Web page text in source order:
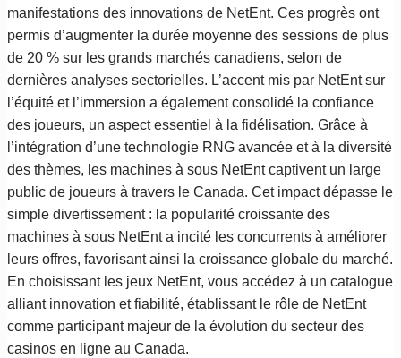
manifestations des innovations de NetEnt. Ces progrès ont
permis d’augmenter la durée moyenne des sessions de plus
de 20 % sur les grands marchés canadiens, selon de
dernières analyses sectorielles. L’accent mis par NetEnt sur
l’équité et l’immersion a également consolidé la confiance
des joueurs, un aspect essentiel à la fidélisation. Grâce à
l’intégration d’une technologie RNG avancée et à la diversité
des thèmes, les machines à sous NetEnt captivent un large
public de joueurs à travers le Canada. Cet impact dépasse le
simple divertissement : la popularité croissante des
machines à sous NetEnt a incité les concurrents à améliorer
leurs offres, favorisant ainsi la croissance globale du marché.
En choisissant les jeux NetEnt, vous accédez à un catalogue
alliant innovation et fiabilité, établissant le rôle de NetEnt
comme participant majeur de la évolution du secteur des
casinos en ligne au Canada.